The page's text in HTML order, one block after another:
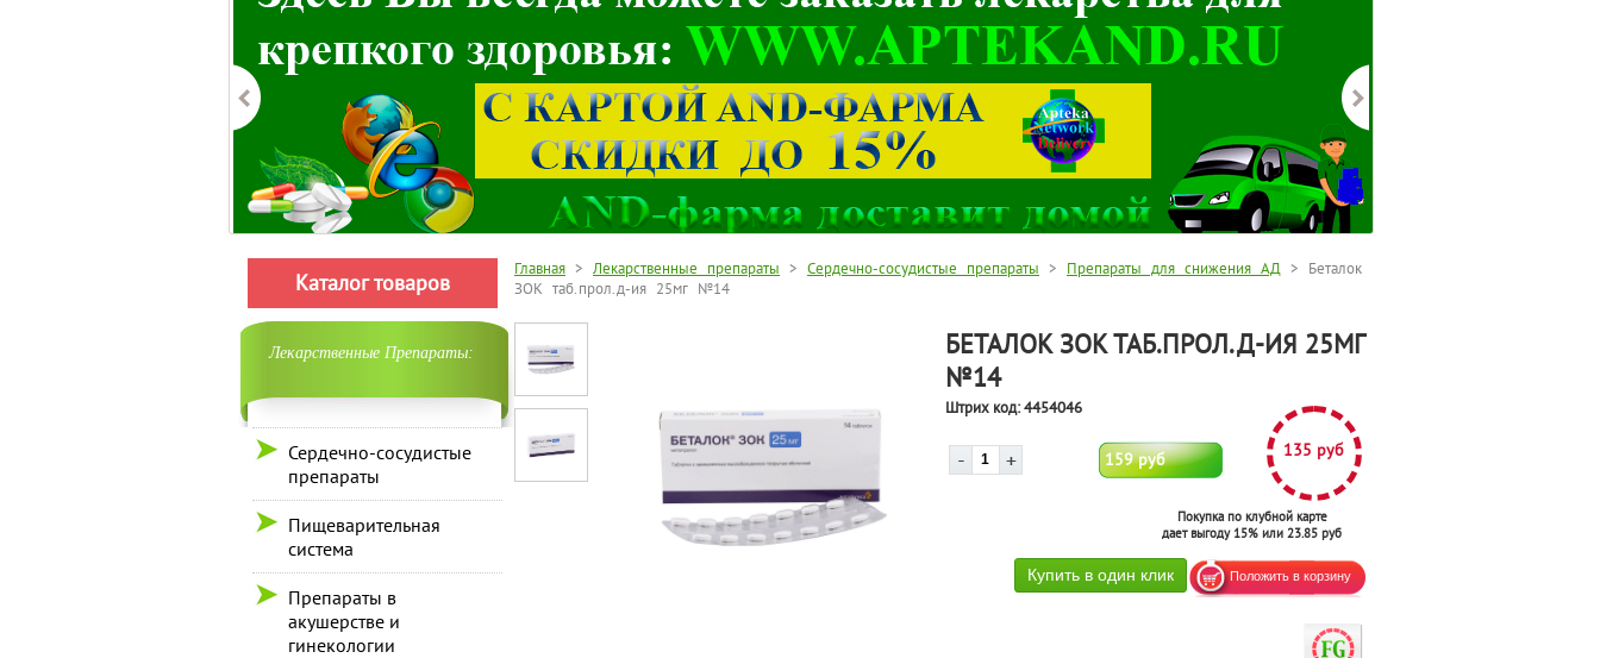
Каталог товаров
Лекарственные Препараты:
Сердечно-сосудистые
препараты
Пищеварительная
система
Препараты в
акушерстве и
гинекологии
Главная > Лекарственные препараты > Сердечно-сосудистые препараты > Препараты для снижения АД > Беталок
ЗОК таб.прол.д-ия 25мг №14
БЕТАЛОК ЗОК ТАБ.ПРОЛ.Д-ИЯ 25МГ
№14
Штрих код:4454046
159 руб 135 руб
Покупка по клубной карте
дает выгоду 15% или 23.85 руб